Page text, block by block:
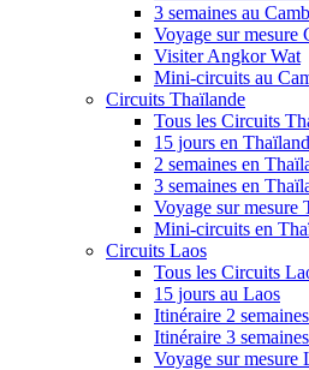
3 semaines au
Voyage sur mesure
Visiter Angkor Wat
Mini-circuits au
Circuits Thaïlande
Tous les Circuits
15 jours en
2 semaines en
3 semaines en
Voyage sur mesure
Mini-circuits en
Circuits Laos
Tous les Circuits
15 jours au Laos
Itinéraire 2
Itinéraire 3
Voyage sur mesure